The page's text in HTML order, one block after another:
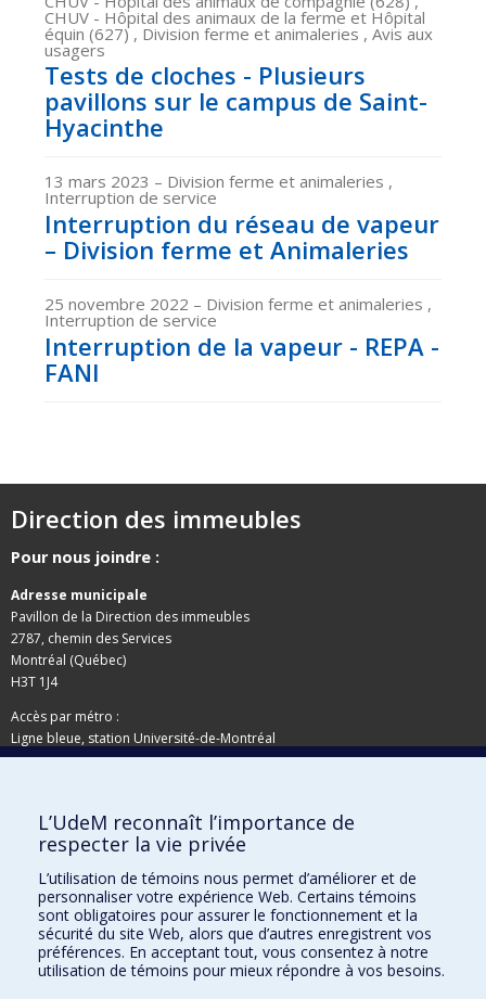
CHUV - Hôpital des animaux de la ferme et Hôpital
équin (627) , Division ferme et animaleries , Avis aux
usagers
Tests de cloches - Plusieurs
pavillons sur le campus de Saint-
Hyacinthe
13 mars 2023 – Division ferme et animaleries ,
Interruption de service
Interruption du réseau de vapeur
– Division ferme et Animaleries
25 novembre 2022 – Division ferme et animaleries ,
Interruption de service
Interruption de la vapeur - REPA -
FANI
Direction des immeubles
Pour nous joindre :
Adresse municipale
Pavillon de la Direction des immeubles
2787, chemin des Services
Montréal (Québec)
H3T 1J4
Accès par métro :
Ligne bleue, station Université-de-Montréal
Pavillon de la Direction des immeubles
C.P. 6128, succursale Centre-ville
Montréal (Québec)
H3C 3J7
Besoin d'aide ?
Joindre l'équipe
L’UdeM reconnaît l’importance de
respecter la vie privée
L’utilisation de témoins nous permet d’améliorer et de
personnaliser votre expérience Web. Certains témoins
sont obligatoires pour assurer le fonctionnement et la
sécurité du site Web, alors que d’autres enregistrent vos
préférences. En acceptant tout, vous consentez à notre
utilisation de témoins pour mieux répondre à vos besoins.